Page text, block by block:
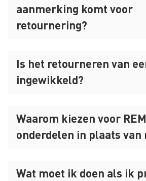
aanmerking komt voor
retournering?
Is het retourneren van
ingewikkeld?
Waarom kiezen voor
onderdelen in plaats van
Wat moet ik doen als ik